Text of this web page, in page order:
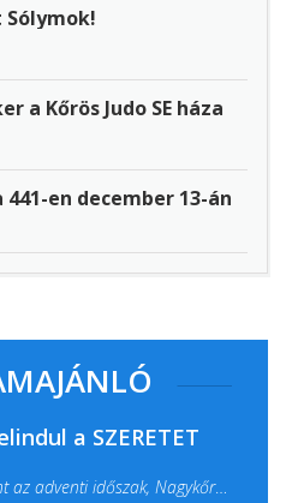
Sólymok!
a Kőrös Judo SE háza
441-en december 13-án
a SZERETET
az adventi időszak, Nagykőrös